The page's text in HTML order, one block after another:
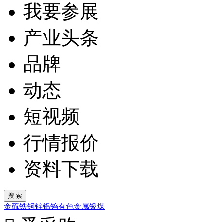
我要参展
产业头条
品牌
动态
短视频
行情报价
资料下载
金硫铁铜锌铝钨有色金属银煤